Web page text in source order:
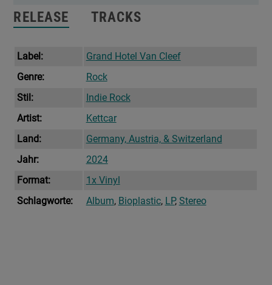
Verteilt
RELEASE TRACKS
Label:
Grand Hotel Van Cleef
Genre:
Rock
Stil:
Indie Rock
Artist:
Kettcar
Land:
Germany, Austria, & Switzerland
Jahr:
2024
Format:
1x Vinyl
Schlagworte:
Album, Bioplastic, LP, Stereo